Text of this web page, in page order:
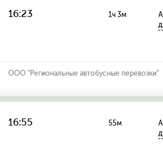
16:23 1ч 3м
ООО "Региональные автобусные перевозки"
16:55 55м